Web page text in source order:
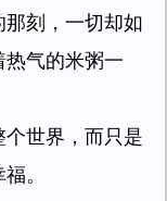
刻，一切却如
气的米粥一
世界，而只是
。